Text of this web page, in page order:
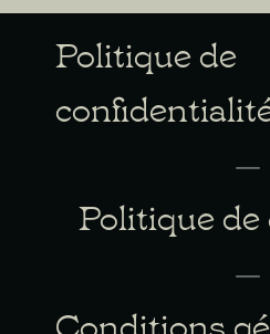
Politique de
Politique de
Conditions